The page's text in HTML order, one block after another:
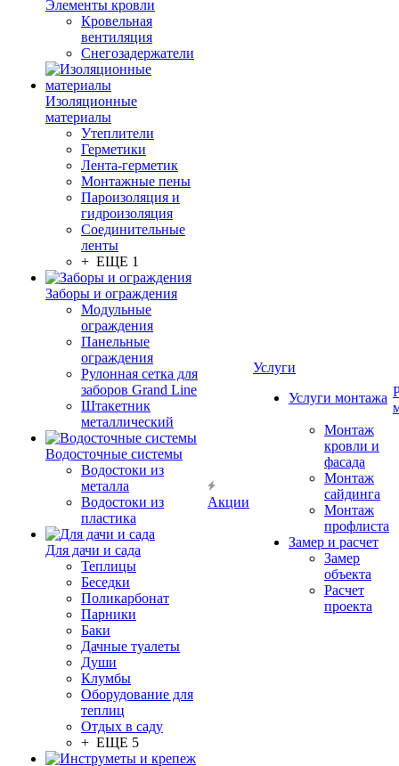
Элементы кровли
Кровельная
вентиляция
Снегозадержатели
Изоляционные
материалы
Утеплители
Герметики
Лента-герметик
Монтажные пены
Пароизоляция и
гидроизоляция
Соединительные
ленты
+ ЕЩЕ 1
Заборы и ограждения
Модульные
ограждения
Панельные
ограждения
Рулонная сетка для
заборов Grand Line
Штакетник
металлический
Водосточные системы
Водостоки из
металла
Водостоки из
пластика
Для дачи и сада
Теплицы
Беседки
Поликарбонат
Парники
Баки
Дачные туалеты
Души
Клумбы
Оборудование для
теплиц
Отдых в саду
+ ЕЩЕ 5
Акции
Услуги
Услуги монтажа
Монтаж
кровли и
фасада
Монтаж
сайдинга
Монтаж
профлиста
Замер и расчет
Замер
объекта
Расчет
проекта